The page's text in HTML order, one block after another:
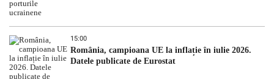
15:00
România, campioana UE la inflație în iulie 2026.
Datele publicate de Eurostat